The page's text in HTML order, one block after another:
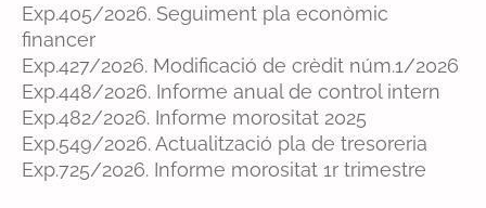
r
i
o
r
a
t
Exp.405/2026. Seguiment pla econòmic
financer
Exp.427/2026. Modificació de crèdit núm.1/2026
Exp.448/2026. Informe anual de control intern
Exp.482/2026. Informe morositat 2025
Exp.549/2026. Actualització pla de tresoreria
Exp.725/2026. Informe morositat 1r trimestre